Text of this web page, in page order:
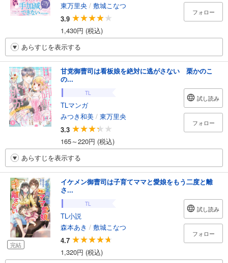
東万里央 / 敷城こなつ
3.9
1,430円 (税込)
フォロー
あらすじを表示する
甘党御曹司は看板娘を絶対に逃がさない 栗かのこ
の...
TL
TLマンガ
みつき和美 / 東万里央
3.3
165～220円 (税込)
試し読み
フォロー
あらすじを表示する
完結
イケメン御曹司は子育てママと愛娘をもう二度と離
さ...
TL
TL小説
森本あき / 敷城こなつ
4.7
1,320円 (税込)
試し読み
フォロー